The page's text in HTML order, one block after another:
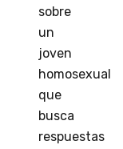
sobre
un
joven
homosexual
que
busca
respuestas